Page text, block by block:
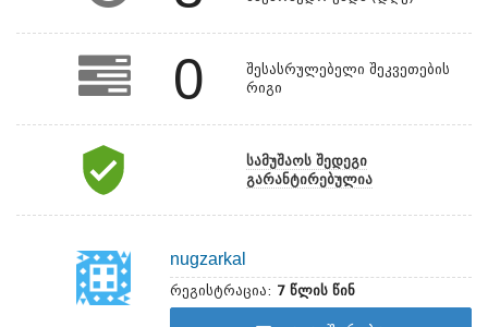
0
შესასრულებელი შეკვეთების
რიგი
სამუშაოს შედეგი
გარანტირებულია
nugzarkal
რეგისტრაცია: 7 წლის წინ